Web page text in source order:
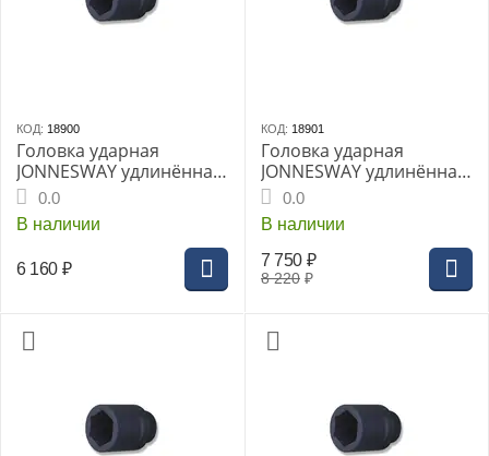
КОД: 18900
Головка ударная
JONNESWAY удлинённая
1" 55мм (S03AD8155)
0.0
В наличии
6 160 ₽
КОД: 18901
Головка ударная
JONNESWAY удлинённая
1" 60мм (S03AD8160)
0.0
В наличии
8 220 ₽
7 750 ₽